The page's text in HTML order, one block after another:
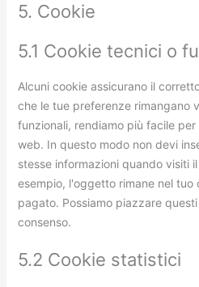
5. Cookie
5.1 Cookie tecnici o
Alcuni cookie assicurano il
che le tue preferenze rimangano
funzionali, rendiamo più facile
web. In questo modo non devi
stesse informazioni quando visiti
esempio, l'oggetto rimane nel tuo
pagato. Possiamo piazzare
consenso.
5.2 Cookie statistici